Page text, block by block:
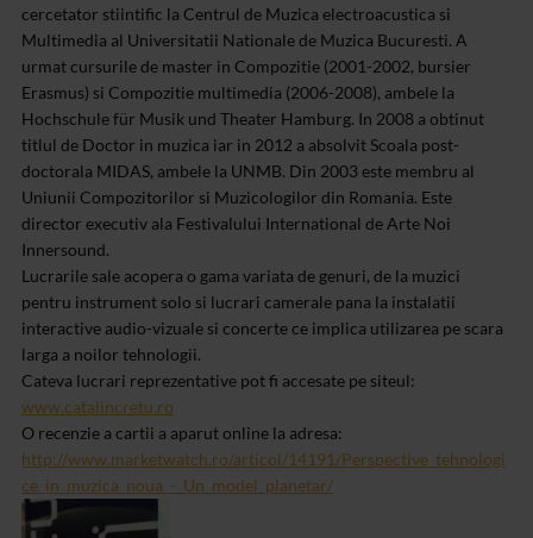
cercetator stiintific la Centrul de Muzica electroacustica si
Multimedia al Universitatii Nationale de Muzica Bucuresti. A
urmat cursurile de master in Compozitie (2001-2002, bursier
Erasmus) si Compozitie multimedia (2006-2008), ambele la
Hochschule für Musik und Theater Hamburg. In 2008 a obtinut
titlul de Doctor in muzica iar in 2012 a absolvit Scoala post-
doctorala MIDAS, ambele la UNMB. Din 2003 este membru al
Uniunii Compozitorilor si Muzicologilor din Romania. Este
director executiv ala Festivalului International de Arte Noi
Innersound.
Lucrarile sale acopera o gama variata de genuri, de la muzici
pentru instrument solo si lucrari camerale pana la instalatii
interactive audio-vizuale si concerte ce implica utilizarea pe scara
larga a noilor tehnologii.
Cateva lucrari reprezentative pot fi accesate pe siteul:
www.catalincretu.ro
O recenzie a cartii a aparut online la adresa:
http://www.marketwatch.ro/articol/14191/Perspective_tehnologi
ce_in_muzica_noua_-_Un_model_planetar/